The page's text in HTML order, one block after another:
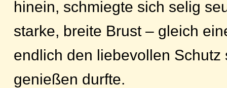
hinein, schmiegte sich selig
starke, breite Brust – gleich
endlich den liebevollen Schutz
genießen durfte.